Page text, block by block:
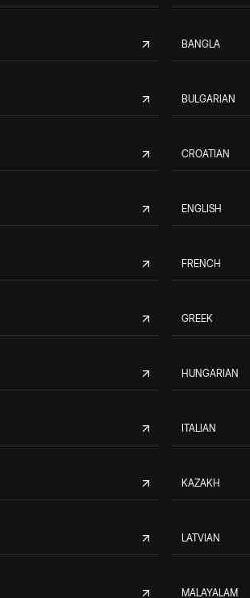
BANGLA
BULGARIAN
CROATIAN
ENGLISH
FRENCH
GREEK
HUNGARIAN
ITALIAN
KAZAKH
LATVIAN
MALAYALAM